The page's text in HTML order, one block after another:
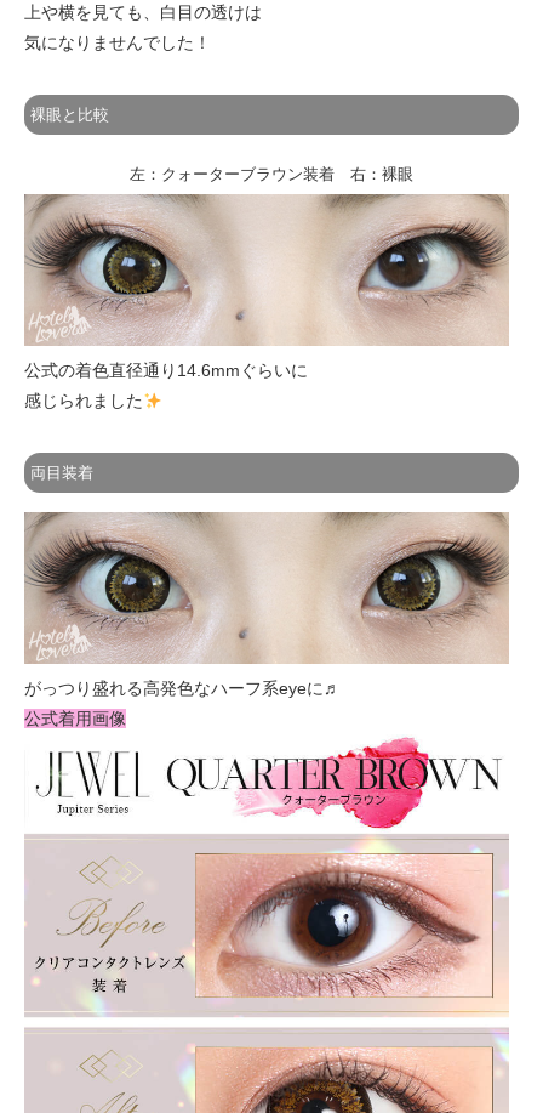
上や横を見ても、白目の透けは
気になりませんでした！
裸眼と比較
左：クォーターブラウン装着 右：裸眼
公式の着色直径通り14.6mmぐらいに
感じられました
両目装着
がっつり盛れる高発色なハーフ系eyeに♬
公式着用画像